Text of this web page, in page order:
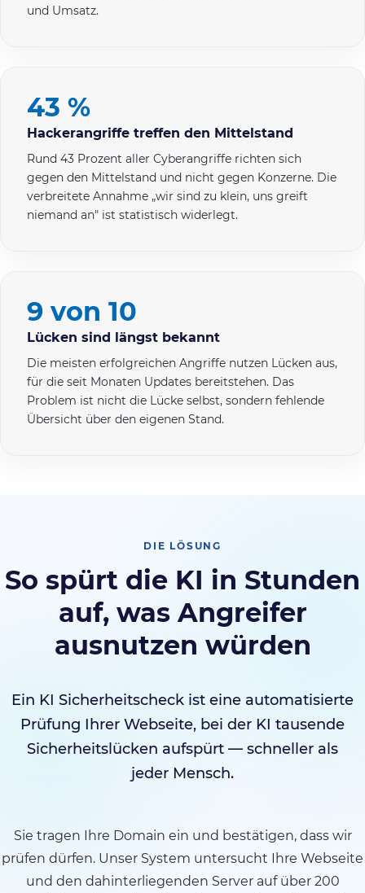
und Umsatz.
43 %
Hackerangriffe treffen den Mittelstand
Rund 43 Prozent aller Cyberangriffe richten sich
gegen den Mittelstand und nicht gegen Konzerne. Die
verbreitete Annahme „wir sind zu klein, uns greift
niemand an" ist statistisch widerlegt.
9 von 10
Lücken sind längst bekannt
Die meisten erfolgreichen Angriffe nutzen Lücken aus,
für die seit Monaten Updates bereitstehen. Das
Problem ist nicht die Lücke selbst, sondern fehlende
Übersicht über den eigenen Stand.
DIE LÖSUNG
So spürt die KI in Stunden
auf, was Angreifer
ausnutzen würden
Ein KI Sicherheitscheck ist eine automatisierte
Prüfung Ihrer Webseite, bei der KI tausende
Sicherheitslücken aufspürt — schneller als
jeder Mensch.
Sie tragen Ihre Domain ein und bestätigen, dass wir
prüfen dürfen. Unser System untersucht Ihre Webseite
und den dahinterliegenden Server auf über 200